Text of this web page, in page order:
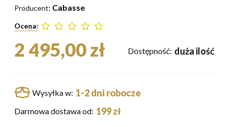
Producent: Cabasse
Ocena:
2 495,00 zł Dostępność: duża ilość
Wysyłka w: 1-2 dni robocze
Darmowa dostawa od: 199 zł